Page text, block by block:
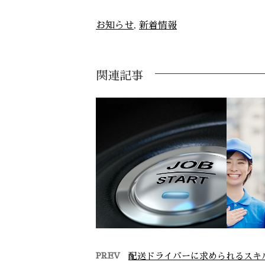
お知らせ, 新着情報
関連記事
PREV 配送ドライバーに求められるスキ